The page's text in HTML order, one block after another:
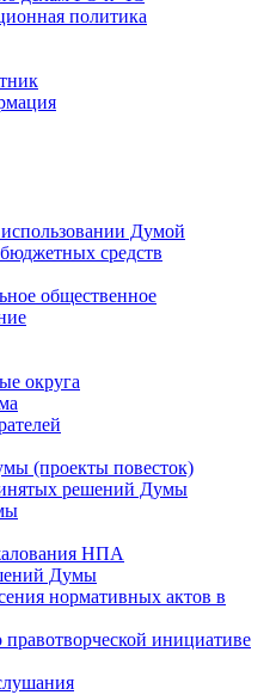
политика
Думой
средств
общественное
округа
(проекты повесток)
решений Думы
НПА
Думы
нормативных актов в
инициативе